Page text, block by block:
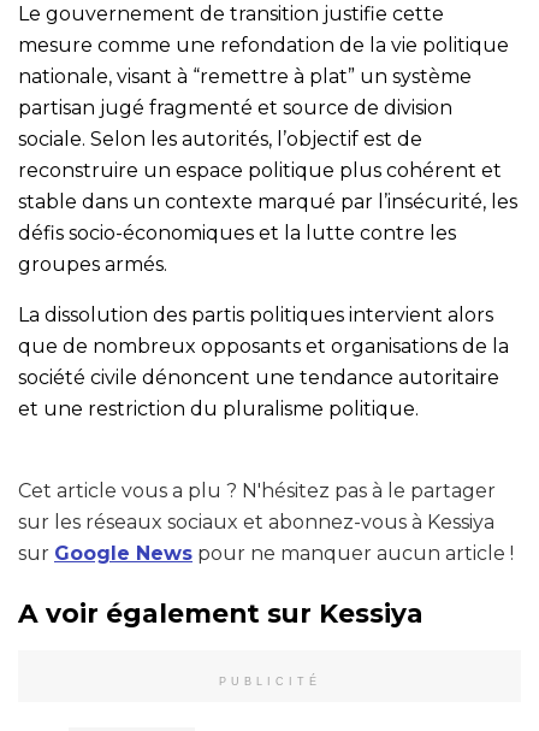
Le gouvernement de transition justifie cette
mesure comme une refondation de la vie politique
nationale, visant à “remettre à plat” un système
partisan jugé fragmenté et source de division
sociale. Selon les autorités, l’objectif est de
reconstruire un espace politique plus cohérent et
stable dans un contexte marqué par l’insécurité, les
défis socio-économiques et la lutte contre les
groupes armés.
La dissolution des partis politiques intervient alors
que de nombreux opposants et organisations de la
société civile dénoncent une tendance autoritaire
et une restriction du pluralisme politique.
Cet article vous a plu ? N'hésitez pas à le partager
sur les réseaux sociaux et abonnez-vous à Kessiya
sur Google News pour ne manquer aucun article !
A voir également sur Kessiya
PUBLICITÉ